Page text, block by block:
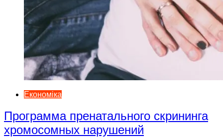
Економіка
Программа пренатального скрининга
хромосомных нарушений